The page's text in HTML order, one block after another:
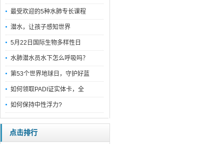
最受欢迎的5种水肺专长课程
潜水，让孩子感知世界
5月22日国际生物多样性日
水肺潜水员水下怎么呼吸吗？
第53个世界地球日，守护好蓝
如何领取PADI证实体卡，全
如何保持中性浮力?
点击排行